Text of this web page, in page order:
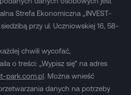
Strefa Ekonomiczna „INVEST-
siedzibą przy ul. Uczniowskiej 16, 58-
chwili wycofać,
o treści: „Wypisz się” na adres
park.com.pl. Można wnieść
danych na potrzeby